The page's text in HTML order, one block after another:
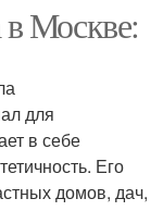
Москве:
для
в себе
Его
домов, дач,